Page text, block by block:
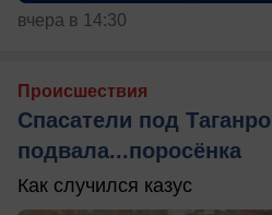
вчера в 14:30
Происшествия
Спасатели под
подвала...поросёнка
Как случился казус